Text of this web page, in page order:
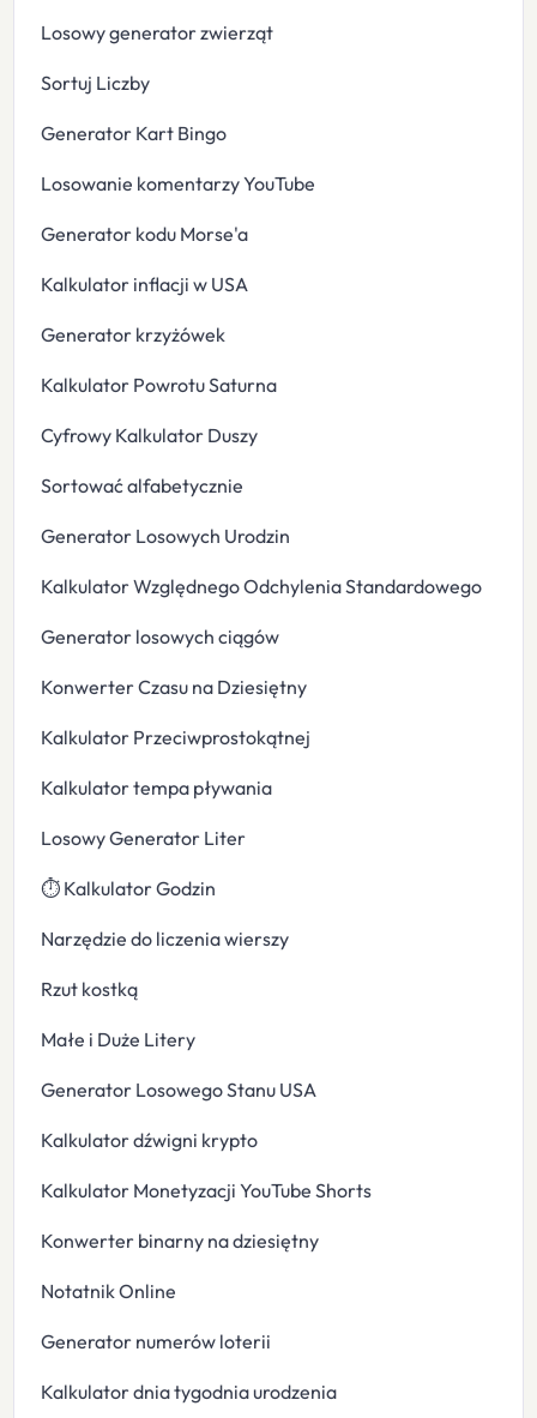
Losowy generator zwierząt
Sortuj Liczby
Generator Kart Bingo
Losowanie komentarzy YouTube
Generator kodu Morse'a
Kalkulator inflacji w USA
Generator krzyżówek
Kalkulator Powrotu Saturna
Cyfrowy Kalkulator Duszy
Sortować alfabetycznie
Generator Losowych Urodzin
Kalkulator Względnego Odchylenia Standardowego
Generator losowych ciągów
Konwerter Czasu na Dziesiętny
Kalkulator Przeciwprostokątnej
Kalkulator tempa pływania
Losowy Generator Liter
⏱️ Kalkulator Godzin
Narzędzie do liczenia wierszy
Rzut kostką
Małe i Duże Litery
Generator Losowego Stanu USA
Kalkulator dźwigni krypto
Kalkulator Monetyzacji YouTube Shorts
Konwerter binarny na dziesiętny
Notatnik Online
Generator numerów loterii
Kalkulator dnia tygodnia urodzenia